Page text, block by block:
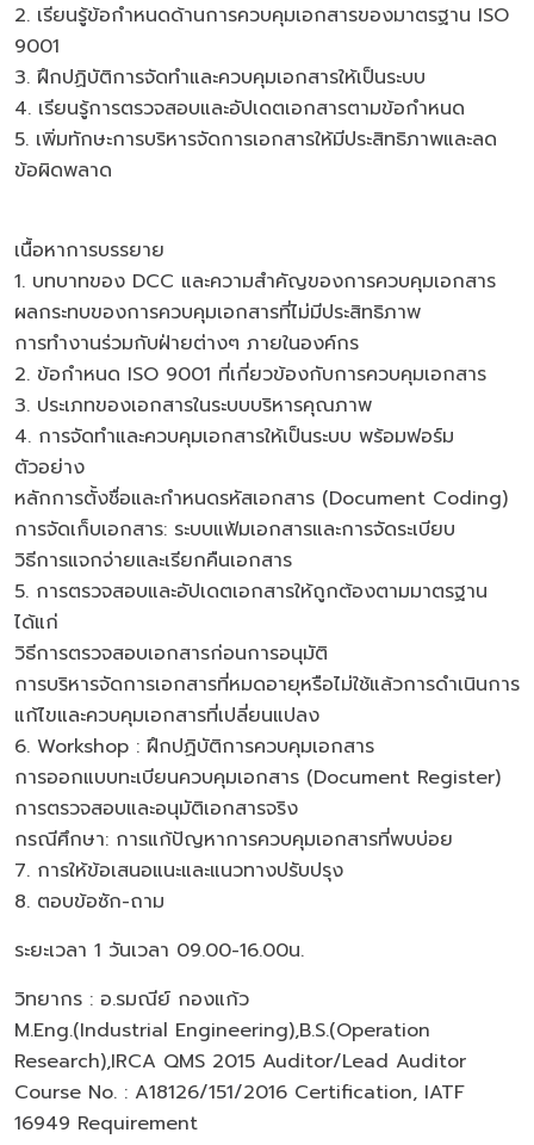
2. เรียนรู้ข้อกำหนดด้านการควบคุมเอกสารของมาตรฐาน ISO
9001
3. ฝึกปฏิบัติการจัดทำและควบคุมเอกสารให้เป็นระบบ
4. เรียนรู้การตรวจสอบและอัปเดตเอกสารตามข้อกำหนด
5. เพิ่มทักษะการบริหารจัดการเอกสารให้มีประสิทธิภาพและลด
ข้อผิดพลาด
เนื้อหาการบรรยาย
1. บทบาทของ DCC และความสำคัญของการควบคุมเอกสาร
ผลกระทบของการควบคุมเอกสารที่ไม่มีประสิทธิภาพ
การทำงานร่วมกับฝ่ายต่างๆ ภายในองค์กร
2. ข้อกำหนด ISO 9001 ที่เกี่ยวข้องกับการควบคุมเอกสาร
3. ประเภทของเอกสารในระบบบริหารคุณภาพ
4. การจัดทำและควบคุมเอกสารให้เป็นระบบ พร้อมฟอร์ม
ตัวอย่าง
หลักการตั้งชื่อและกำหนดรหัสเอกสาร (Document Coding)
การจัดเก็บเอกสาร: ระบบแฟ้มเอกสารและการจัดระเบียบ
วิธีการแจกจ่ายและเรียกคืนเอกสาร
5. การตรวจสอบและอัปเดตเอกสารให้ถูกต้องตามมาตรฐาน
ได้แก่
วิธีการตรวจสอบเอกสารก่อนการอนุมัติ
การบริหารจัดการเอกสารที่หมดอายุหรือไม่ใช้แล้วการดำเนินการ
แก้ไขและควบคุมเอกสารที่เปลี่ยนแปลง
6. Workshop : ฝึกปฏิบัติการควบคุมเอกสาร
การออกแบบทะเบียนควบคุมเอกสาร (Document Register)
การตรวจสอบและอนุมัติเอกสารจริง
กรณีศึกษา: การแก้ปัญหาการควบคุมเอกสารที่พบบ่อย
7. การให้ข้อเสนอแนะและแนวทางปรับปรุง
8. ตอบข้อซัก-ถาม
ระยะเวลา 1 วันเวลา 09.00-16.00น.
วิทยากร : อ.รมณีย์ กองแก้ว
M.Eng.(Industrial Engineering),B.S.(Operation
Research),IRCA QMS 2015 Auditor/Lead Auditor
Course No. : A18126/151/2016 Certification, IATF
16949 Requirement